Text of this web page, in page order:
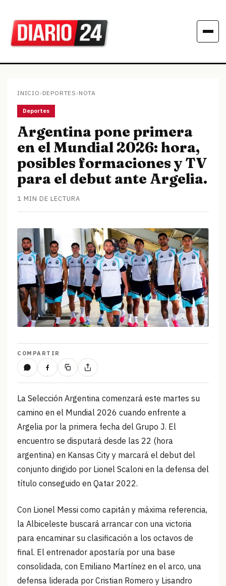
INICIO› DEPORTES› NOTA
Deportes
Argentina pone primera
en el Mundial 2026: hora,
posibles formaciones y TV
para el debut ante Argelia.
1 MIN DE LECTURA
COMPARTIR
La Selección Argentina comenzará este martes su
camino en el Mundial 2026 cuando enfrente a
Argelia por la primera fecha del Grupo J. El
encuentro se disputará desde las 22 (hora
argentina) en Kansas City y marcará el debut del
conjunto dirigido por Lionel Scaloni en la defensa del
título conseguido en Qatar 2022.
Con Lionel Messi como capitán y máxima referencia,
la Albiceleste buscará arrancar con una victoria
para encaminar su clasificación a los octavos de
final. El entrenador apostaría por una base
consolidada, con Emiliano Martínez en el arco, una
defensa liderada por Cristian Romero y Lisandro